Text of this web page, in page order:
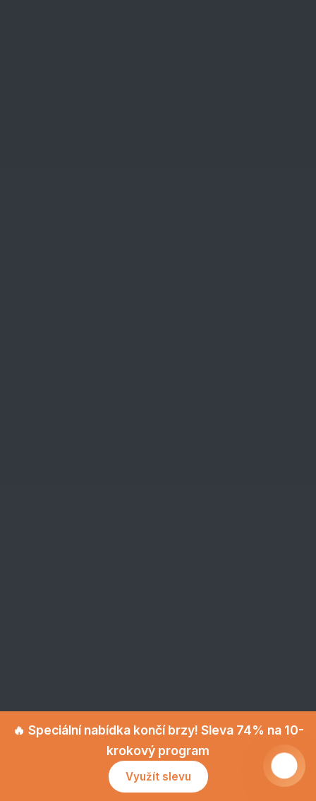
🔥 Speciální nabídka končí brzy! Sleva 74% na 10-
krokový program
Využít slevu